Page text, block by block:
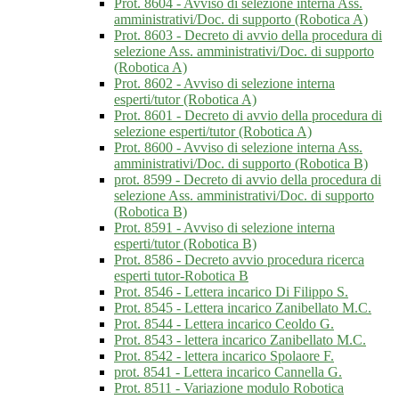
Prot. 8604 - Avviso di selezione interna Ass.
amministrativi/Doc. di supporto (Robotica A)
Prot. 8603 - Decreto di avvio della procedura di
selezione Ass. amministrativi/Doc. di supporto
(Robotica A)
Prot. 8602 - Avviso di selezione interna
esperti/tutor (Robotica A)
Prot. 8601 - Decreto di avvio della procedura di
selezione esperti/tutor (Robotica A)
Prot. 8600 - Avviso di selezione interna Ass.
amministrativi/Doc. di supporto (Robotica B)
prot. 8599 - Decreto di avvio della procedura di
selezione Ass. amministrativi/Doc. di supporto
(Robotica B)
Prot. 8591 - Avviso di selezione interna
esperti/tutor (Robotica B)
Prot. 8586 - Decreto avvio procedura ricerca
esperti tutor-Robotica B
Prot. 8546 - Lettera incarico Di Filippo S.
Prot. 8545 - Lettera incarico Zanibellato M.C.
Prot. 8544 - Lettera incarico Ceoldo G.
Prot. 8543 - lettera incarico Zanibellato M.C.
Prot. 8542 - lettera incarico Spolaore F.
prot. 8541 - Lettera incarico Cannella G.
Prot. 8511 - Variazione modulo Robotica